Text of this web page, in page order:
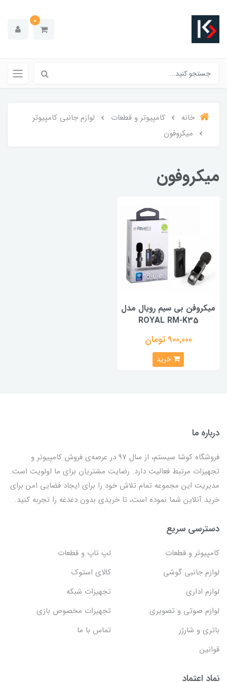
0
خانه کامپیوتر و قطعات
لوازم جانبی کامپیوتر
میکروفون
میکروفون
میکروفن بی سیم رویال مدل
ROYAL RM-K35
900,000 تومان
خرید
درباره ما
فروشگاه کوشا سیستم، از سال 97 در عرصه‌ی فروش کامپیوتر و
تجهیزات مرتبط فعالیت دارد. رضایت مشتریان برای ما اولویت است.
مدیریت این مجموعه تمام تلاش خود را برای ایجاد فضایی امن برای
خرید آنلاین شما نموده است، تا خریدی بدون دغدغه را تجربه کنید.
دسترسی سریع
کامپیوتر و قطعات
لپ تاپ و قطعات
لوازم جانبی گوشی
کالای استوک
لوازم اداری
تجهیزات شبکه
لوازم صوتی و تصویری
تجهیزات مخصوص بازی
باتری و شارژر
تماس با ما
قوانین
نماد اعتماد